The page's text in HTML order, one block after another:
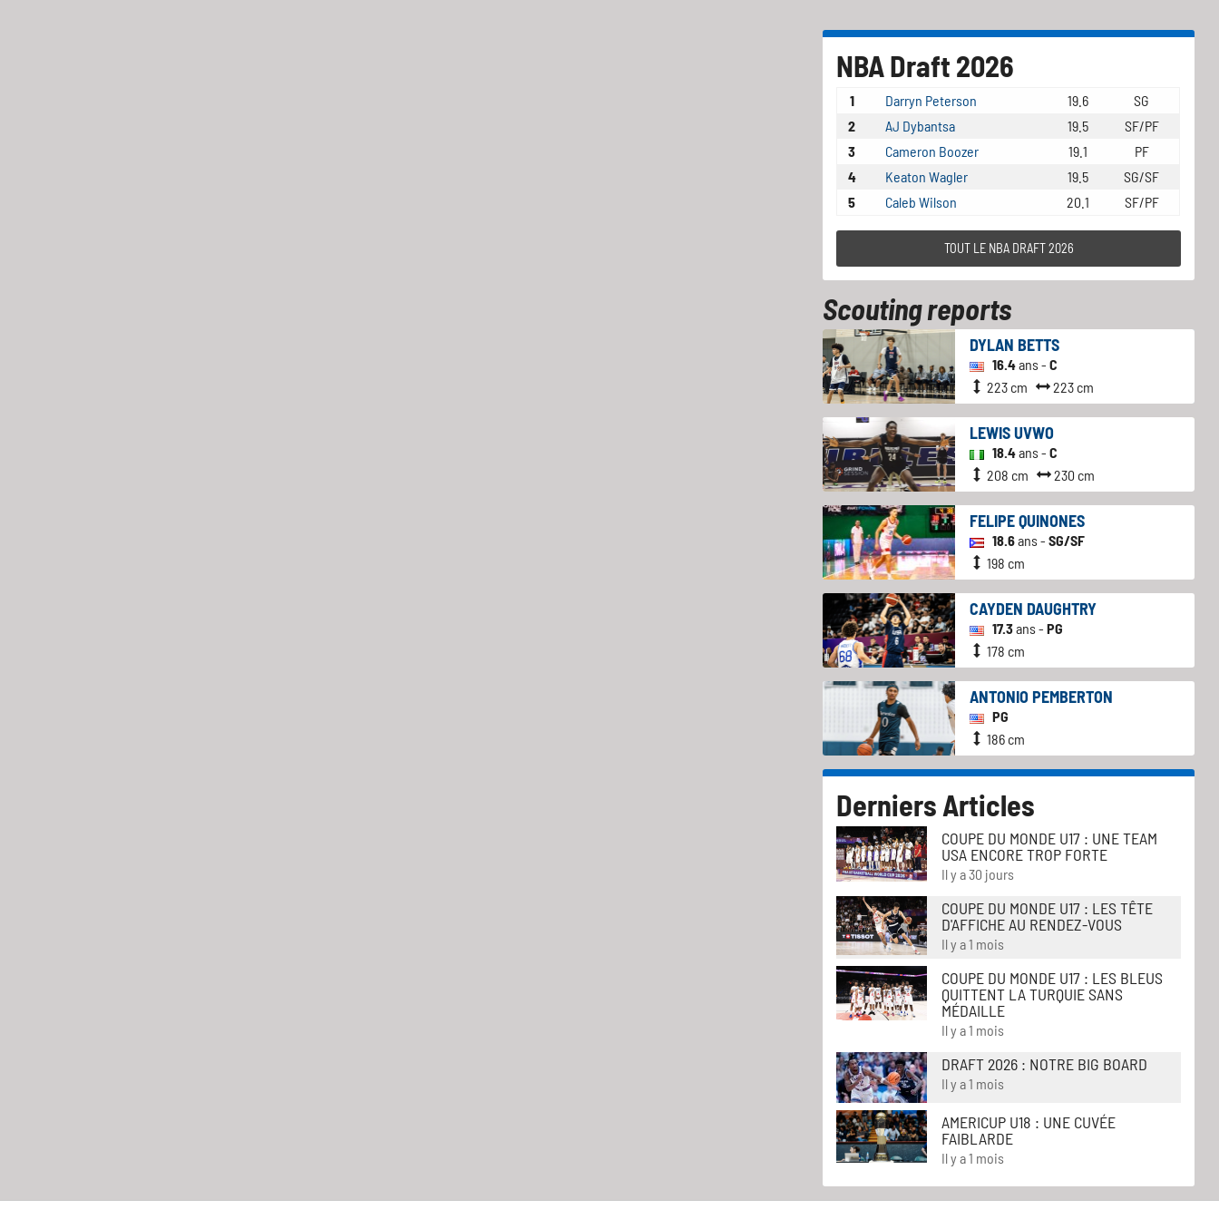
NBA Draft 2026
1 Darryn Peterson 19.6
SG
2
AJ Dybantsa 19.5
SF/PF
3
Cameron Boozer 19.1
PF
4
Keaton Wagler 19.5
SG/SF
5
Caleb Wilson 20.1 SF/PF
TOUT LE NBA DRAFT 2026
Scouting reports
DYLAN BETTS
16.4ans -C
223 cm
223 cm
LEWIS UVWO
18.4ans -C
208 cm
230 cm
FELIPE QUINONES
18.6ans -SG/SF
198 cm
CAYDEN DAUGHTRY
17.3ans -PG
178 cm
ANTONIO PEMBERTON
PG
186 cm
Derniers Articles
COUPE DU MONDE U17 : UNE TEAM
USA ENCORE TROP FORTE
Il y a 30 jours
COUPE DU MONDE U17 : LES TÊTE
D'AFFICHE AU RENDEZ-VOUS
Il y a 1 mois
COUPE DU MONDE U17 : LES BLEUS
QUITTENT LA TURQUIE SANS
MÉDAILLE
Il y a 1 mois
DRAFT 2026 : NOTRE BIG BOARD
Il y a 1 mois
AMERICUP U18 : UNE CUVÉE
FAIBLARDE
Il y a 1 mois